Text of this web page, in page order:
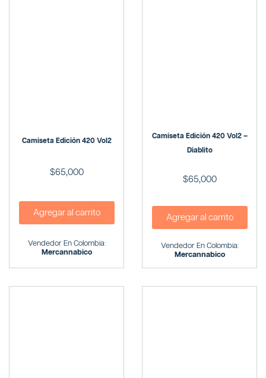
Camiseta Edición 420 Vol2
$65,000
Agregar al carrito
Vendedor En Colombia:
Mercannabico
Camiseta Edición 420 Vol2 –
Diablito
$65,000
Agregar al carrito
Vendedor En Colombia:
Mercannabico